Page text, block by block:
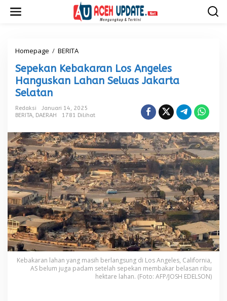
Homepage / BERITA
p
e
k
n
K
b
a
k
a
r
a
n
L
o
s
A
n
g
e
l
e
Sepekan Kebakaran Los Angeles
Hanguskan Lahan Seluas Jakarta
Selatan
Redaksi
Januari 14, 2025
BERITA, DAERAH 1781 Dilihat
Kebakaran lahan yang masih berlangsung di Los Angeles, California,
AS belum juga padam setelah sepekan membakar belasan ribu
hektare lahan. (Foto: AFP/JOSH EDELSON)